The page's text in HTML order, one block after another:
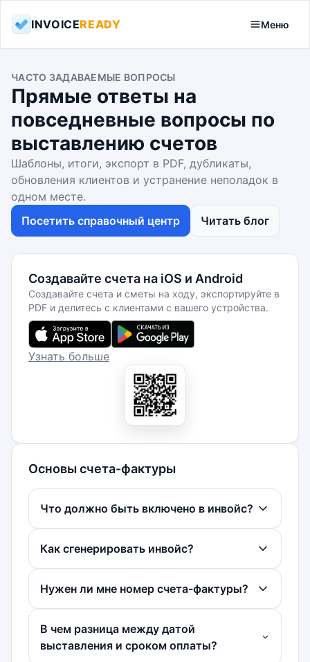
INVOICEREADY Меню
ЧАСТО ЗАДАВАЕМЫЕ ВОПРОСЫ
Прямые ответы на
повседневные вопросы по
выставлению счетов
Шаблоны, итоги, экспорт в PDF, дубликаты,
обновления клиентов и устранение неполадок в
одном месте.
Посетить справочный центр
Читать блог
Создавайте счета на iOS и Android
Создавайте счета и сметы на ходу, экспортируйте в
PDF и делитесь с клиентами с вашего устройства.
Узнать больше
Основы счета-фактуры
Что должно быть включено в инвойс?
Как сгенерировать инвойс?
Нужен ли мне номер счета-фактуры?
В чем разница между датой
выставления и сроком оплаты?